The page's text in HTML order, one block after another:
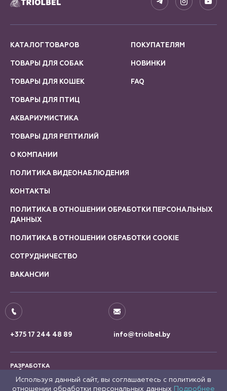
КАТАЛОГ ТОВАРОВ
ТОВАРЫ ДЛЯ СОБАК
ТОВАРЫ ДЛЯ КОШЕК
ТОВАРЫ ДЛЯ ПТИЦ
АКВАРИУМИСТИКА
ТОВАРЫ ДЛЯ РЕПТИЛИЙ
ПОКУПАТЕЛЯМ
НОВИНКИ
FAQ
О КОМПАНИИ
ПОЛИТИКА ВИДЕОНАБЛЮДЕНИЯ
КОНТАКТЫ
ПОЛИТИКА В ОТНОШЕНИИ ОБРАБОТКИ ПЕРСОНАЛЬНЫХ
ДАННЫХ
ПОЛИТИКА В ОТНОШЕНИИ ОБРАБОТКИ COOKIE
СОТРУДНИЧЕСТВО
ВАКАНСИИ
+375 17 244 48 89 info@triolbel.by
РАЗРАБОТКА
Используя данный сайт, вы соглашаетесь с политикой в
отношении обработки персональных данных Подробнее